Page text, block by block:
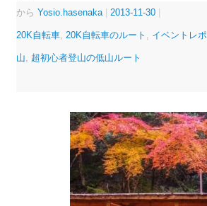
から Yosio.hasenaka | 2013-11-30 |
20K自転車, 20K自転車のルート イベントレポ
山 超初心者登山の低山ルート